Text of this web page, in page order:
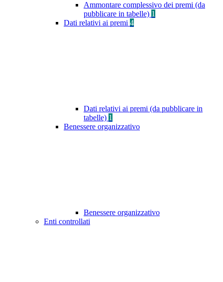
Ammontare complessivo dei premi (da
pubblicare in tabelle) 1
Dati relativi ai premi 4
Dati relativi ai premi (da pubblicare in
tabelle) 1
Benessere organizzativo
Benessere organizzativo
Enti controllati